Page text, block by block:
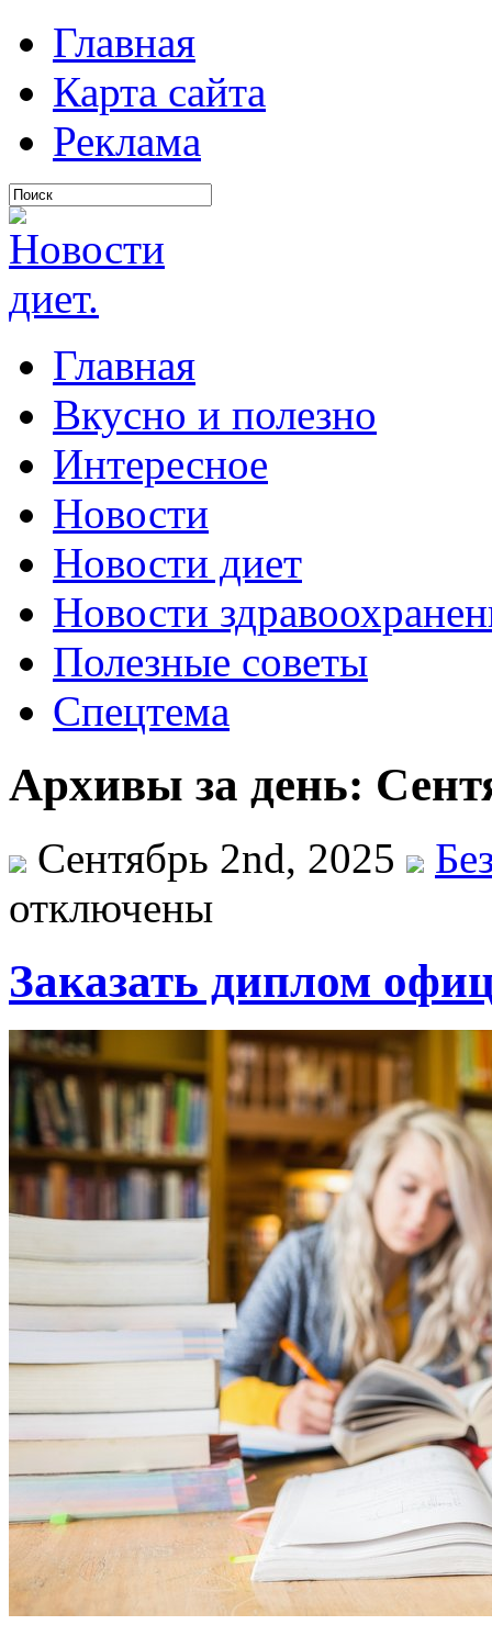
Главная
Карта сайта
Реклама
Главная
Вкусно и полезно
Интересное
Новости
Новости диет
Новости
Полезные советы
Спецтема
Архивы за день:
Сентябрь 2nd, 2025
отключены
Заказать диплом